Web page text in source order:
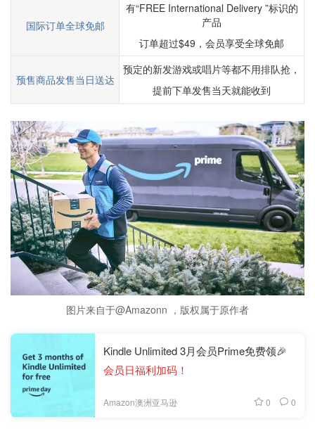
国际订单全球免邮
有“FREE International Delivery ”标识的
产品
订单超过$49，会员享受全球免邮
预售商品发售当日送达
预定的新发游戏或唱片等都不用排队抢，
提前下单发售当天就能收到
图片来自于@Amazonn ，版权属于原作者
Kindle Unlimited 3月会员Prime免费领🎉
会员日福利加码！
Amazon澳洲亚马逊 0 0